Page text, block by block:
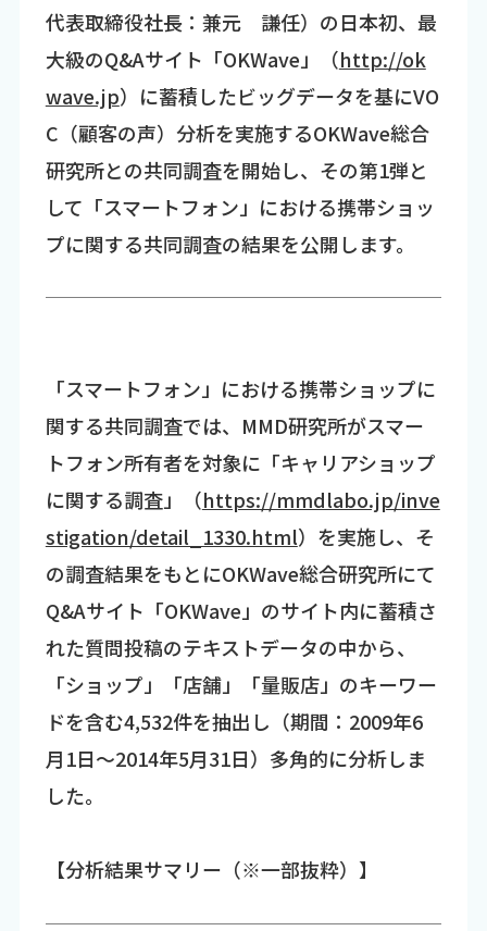
代表取締役社長：兼元 謙任）の日本初、最
大級のQ&Aサイト「OKWave」（http://ok
wave.jp）に蓄積したビッグデータを基にVO
C（顧客の声）分析を実施するOKWave総合
研究所との共同調査を開始し、その第1弾と
して「スマートフォン」における携帯ショッ
プに関する共同調査の結果を公開します。
「スマートフォン」における携帯ショップに
関する共同調査では、MMD研究所がスマー
トフォン所有者を対象に「キャリアショップ
に関する調査」（https://mmdlabo.jp/inve
stigation/detail_1330.html）を実施し、そ
の調査結果をもとにOKWave総合研究所にて
Q&Aサイト「OKWave」のサイト内に蓄積さ
れた質問投稿のテキストデータの中から、
「ショップ」「店舗」「量販店」のキーワー
ドを含む4,532件を抽出し（期間：2009年6
月1日～2014年5月31日）多角的に分析しま
した。
【分析結果サマリー（※一部抜粋）】